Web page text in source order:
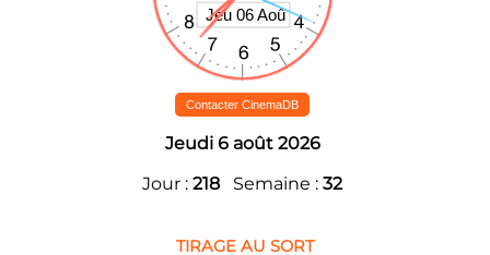
Contacter CinemaDB
Jeudi 6 août 2026
Jour : 218 Semaine : 32
TIRAGE AU SORT